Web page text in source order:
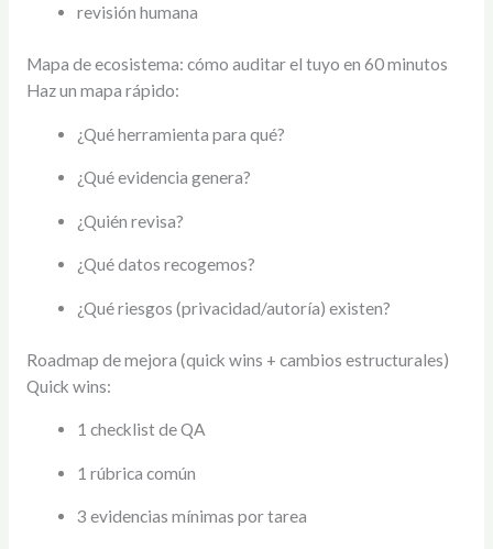
revisión humana
Mapa de ecosistema: cómo auditar el tuyo en 60 minutos
Haz un mapa rápido:
¿Qué herramienta para qué?
¿Qué evidencia genera?
¿Quién revisa?
¿Qué datos recogemos?
¿Qué riesgos (privacidad/autoría) existen?
Roadmap de mejora (quick wins + cambios estructurales)
Quick wins:
1 checklist de QA
1 rúbrica común
3 evidencias mínimas por tarea